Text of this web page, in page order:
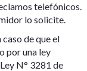
telefónicos.
lo solicite.
de que el
por una ley
N° 3281 de